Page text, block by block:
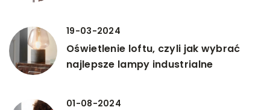
19-03-2024
Oświetlenie loftu, czyli jak wybrać
najlepsze lampy industrialne
01-08-2024